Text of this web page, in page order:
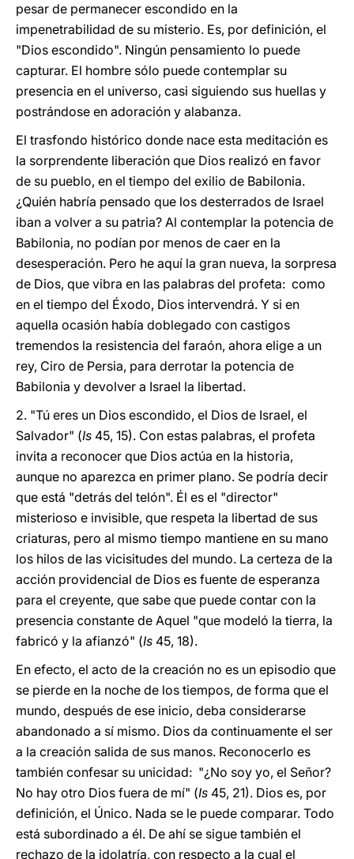
pesar de permanecer escondido en la
impenetrabilidad de su misterio. Es, por definición, el
"Dios escondido". Ningún pensamiento lo puede
capturar. El hombre sólo puede contemplar su
presencia en el universo, casi siguiendo sus huellas y
postrándose en adoración y alabanza.
El trasfondo histórico donde nace esta meditación es
la sorprendente liberación que Dios realizó en favor
de su pueblo, en el tiempo del exilio de Babilonia.
¿Quién habría pensado que los desterrados de Israel
iban a volver a su patria? Al contemplar la potencia de
Babilonia, no podían por menos de caer en la
desesperación. Pero he aquí la gran nueva, la sorpresa
de Dios, que vibra en las palabras del profeta: como
en el tiempo del Éxodo, Dios intervendrá. Y si en
aquella ocasión había doblegado con castigos
tremendos la resistencia del faraón, ahora elige a un
rey, Ciro de Persia, para derrotar la potencia de
Babilonia y devolver a Israel la libertad.
2. "Tú eres un Dios escondido, el Dios de Israel, el
Salvador" (Is 45, 15). Con estas palabras, el profeta
invita a reconocer que Dios actúa en la historia,
aunque no aparezca en primer plano. Se podría decir
que está "detrás del telón". Él es el "director"
misterioso e invisible, que respeta la libertad de sus
criaturas, pero al mismo tiempo mantiene en su mano
los hilos de las vicisitudes del mundo. La certeza de la
acción providencial de Dios es fuente de esperanza
para el creyente, que sabe que puede contar con la
presencia constante de Aquel "que modeló la tierra, la
fabricó y la afianzó" (Is 45, 18).
En efecto, el acto de la creación no es un episodio que
se pierde en la noche de los tiempos, de forma que el
mundo, después de ese inicio, deba considerarse
abandonado a sí mismo. Dios da continuamente el ser
a la creación salida de sus manos. Reconocerlo es
también confesar su unicidad: "¿No soy yo, el Señor?
No hay otro Dios fuera de mí" (Is 45, 21). Dios es, por
definición, el Único. Nada se le puede comparar. Todo
está subordinado a él. De ahí se sigue también el
rechazo de la idolatría, con respecto a la cual el